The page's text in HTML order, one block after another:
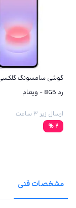
رم 8GB - ویتنام
ارسال زیر ۳ ساعت
2
%
مشخصات فنی